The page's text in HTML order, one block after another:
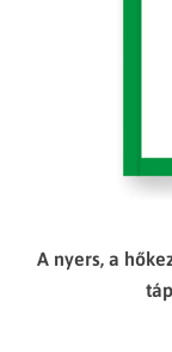
A nyers, a